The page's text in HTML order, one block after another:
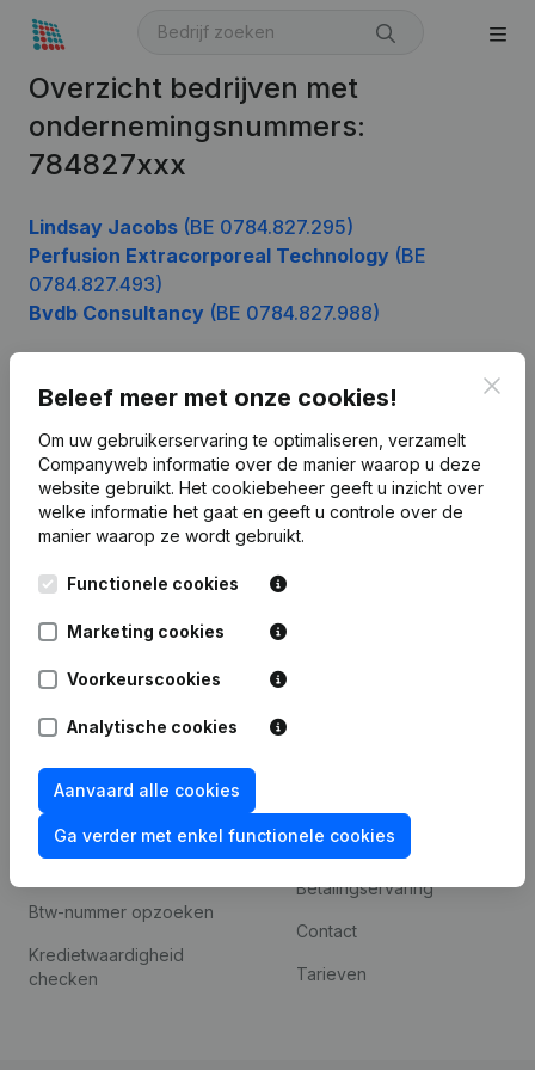
Overzicht bedrijven met
ondernemingsnummers:
784827xxx
Lindsay Jacobs (BE 0784.827.295)
Perfusion Extracorporeal Technology (BE
0784.827.493)
Bvdb Consultancy (BE 0784.827.988)
Beleef meer met onze cookies!
Om uw gebruikerservaring te optimaliseren, verzamelt
Companyweb informatie over de manier waarop u deze
website gebruikt. Het cookiebeheer geeft u inzicht over
welke informatie het gaat en geeft u controle over de
manier waarop ze wordt gebruikt.
Functionele cookies
Marketing cookies
Voorkeurscookies
Analytische cookies
Aanvaard alle cookies
Ga verder met enkel functionele cookies
Nederlands
Kantorenpark Everest
248D,
Product
Bedrijfsinformatie
Monitoring
Internationaal zoeken
Compliance &
fraudepreventie
Btw-nummer opzoeken
Kredietwaardigheid
checken
Integraties op maat
Betalingservaring
Contact
Tarieven